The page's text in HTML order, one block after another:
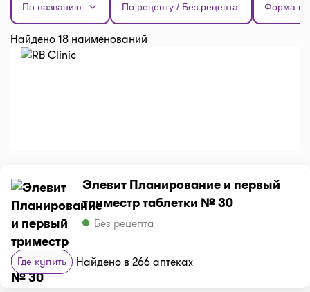
По названию: По рецепту / Без рецепта: Форма
Найдено 18 наименований
Элевит Планирование и первый
триместр таблетки № 30
Без рецепта
Где купить Найдено в 266 аптеках